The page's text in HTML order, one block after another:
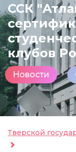
ССК
клубов
Новости
Тверской